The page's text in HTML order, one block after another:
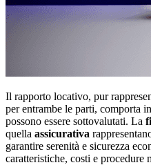
Il rapporto locativo, pur
per entrambe le parti, comporta
possono essere sottovalutati. La
quella assicurativa
garantire serenità e sicurezza
caratteristiche, costi e procedure